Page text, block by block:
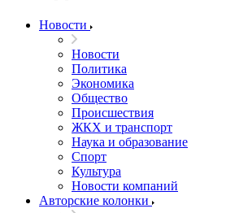
Новости
Новости
Политика
Экономика
Общество
Происшествия
ЖКХ и транспорт
Наука и образование
Спорт
Культура
Новости компаний
Авторские колонки